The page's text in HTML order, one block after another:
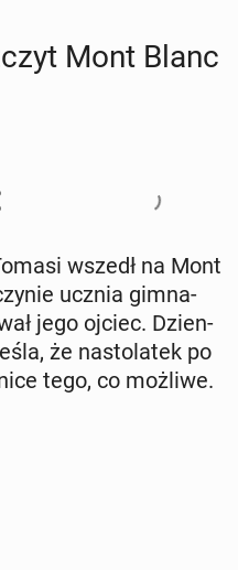
Mont Blanc
wszedł na Mont
ucznia gim­na­
jego ojciec. Dzien­
że na­sto­la­tek po
tego, co możliwe.